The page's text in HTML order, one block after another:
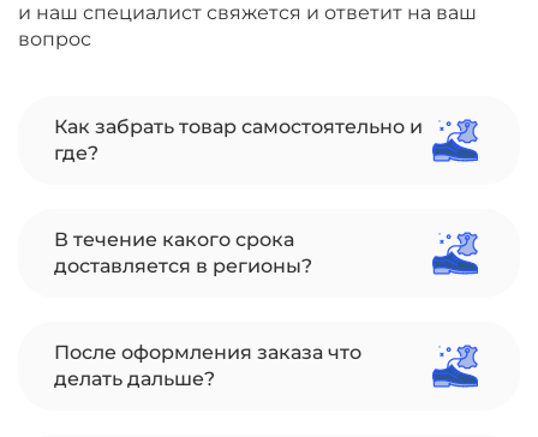
и наш специалист свяжется и ответит на ваш
вопрос
Как забрать товар самостоятельно и
где?
В течение какого срока
доставляется в регионы?
После оформления заказа что
делать дальше?